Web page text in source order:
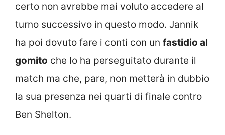
certo non avrebbe mai voluto accedere al
turno successivo in questo modo. Jannik
ha poi dovuto fare i conti con un fastidio al
gomito che lo ha perseguitato durante il
match ma che, pare, non metterà in dubbio
la sua presenza nei quarti di finale contro
Ben Shelton.